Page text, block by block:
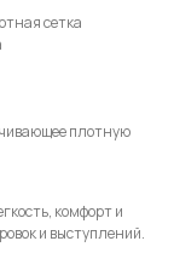
сетка
плотную
комфорт и
и выступлений.